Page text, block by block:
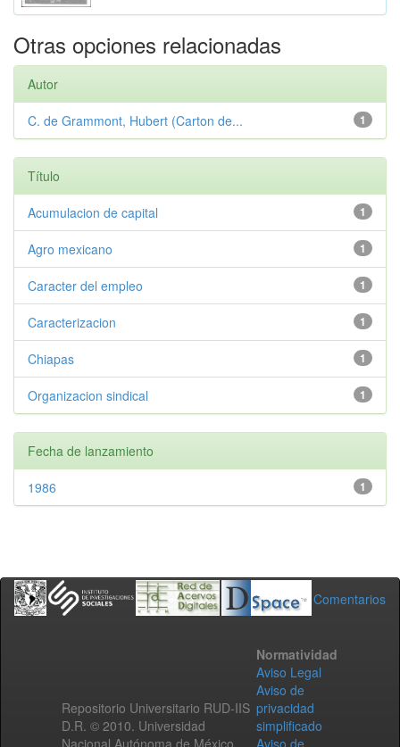
Otras opciones relacionadas
Autor
1
C. de Grammont, Hubert (Carton de...
Título
1
Acumulacion de capital
1
Agro mexicano
1
Caracter del empleo
1
Caracterizacion
1
Chiapas
1
Organizacion sindical
Fecha de lanzamiento
1
1986
Comentarios
Repositorio Universitario RUD-IIS
D.R. © 2010. Universidad
Nacional Autónoma de México.
Normatividad
Aviso Legal
Aviso de
privacidad
simplificado
Aviso de